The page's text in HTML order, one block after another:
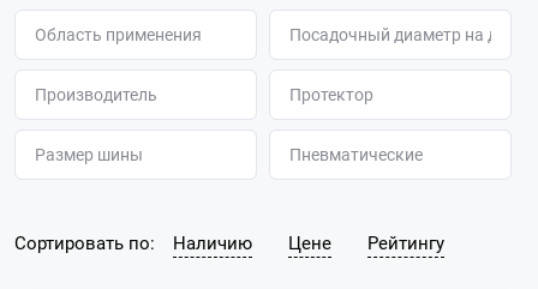
Сортировать по: Наличию Цене Рейтингу